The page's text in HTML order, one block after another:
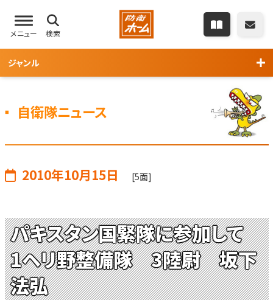
メニュー 検索
ジャンル
自衛隊ニュース
2010年10月15日 [5面]
パキスタン国緊隊に参加して
1ヘリ野整備隊 3陸尉 坂下
法弘